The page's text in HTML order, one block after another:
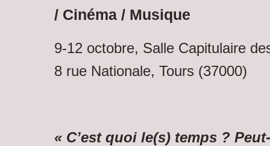
/ Cinéma / Musique
9-12 octobre, Salle Capitulaire
8 rue Nationale, Tours (37000)
« C’est quoi le(s) temps ?